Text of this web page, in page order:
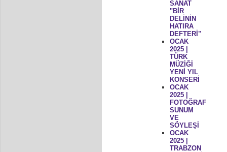
SANAT
"BİR
DELİNİN
HATIRA
DEFTERİ"
OCAK
2025 |
TÜRK
MÜZİĞİ
YENİ YIL
KONSERİ
OCAK
2025 |
FOTOĞRAF
SUNUM
VE
SÖYLEŞİ
OCAK
2025 |
TRABZON